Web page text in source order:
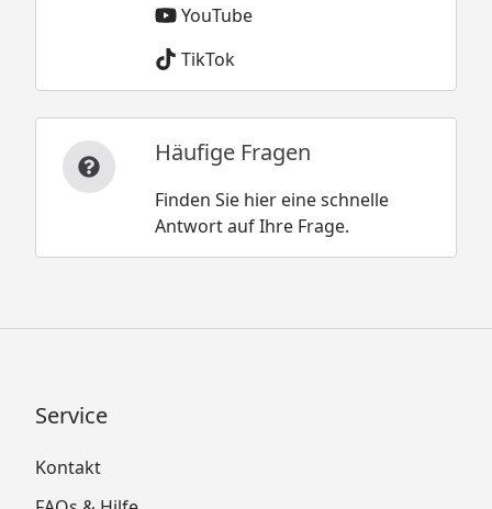
YouTube
TikTok
Häufige Fragen
Finden Sie hier eine schnelle
Antwort auf Ihre Frage.
Service
Kontakt